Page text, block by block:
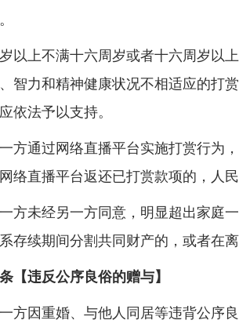
上不满十六周岁或者十六周岁以上
智力和精神健康状况不相适应的打
依法予以支持。
通过网络直播平台实施打赏行为，
络直播平台返还已打赏款项的，人
未经另一方同意，明显超出家庭一
存续期间分割共同财产的，或者在
【违反公序良俗的赠与】
因重婚、与他人同居等违背公序良